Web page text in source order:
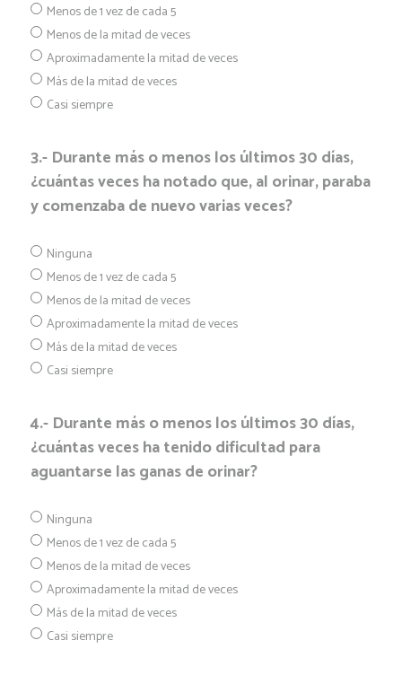
Menos de 1 vez de cada 5
Menos de la mitad de veces
Aproximadamente la mitad de veces
Más de la mitad de veces
Casi siempre
3.- Durante más o menos los últimos 30 días,
¿cuántas veces ha notado que, al orinar, paraba
y comenzaba de nuevo varias veces?
Ninguna
Menos de 1 vez de cada 5
Menos de la mitad de veces
Aproximadamente la mitad de veces
Más de la mitad de veces
Casi siempre
4.- Durante más o menos los últimos 30 días,
¿cuántas veces ha tenido dificultad para
aguantarse las ganas de orinar?
Ninguna
Menos de 1 vez de cada 5
Menos de la mitad de veces
Aproximadamente la mitad de veces
Más de la mitad de veces
Casi siempre